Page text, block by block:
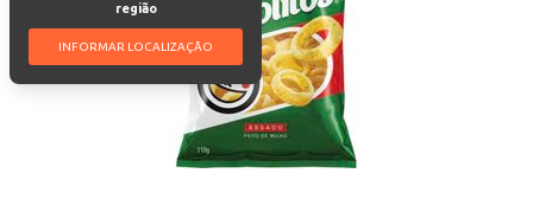
região
INFORMAR LOCALIZAÇÃO